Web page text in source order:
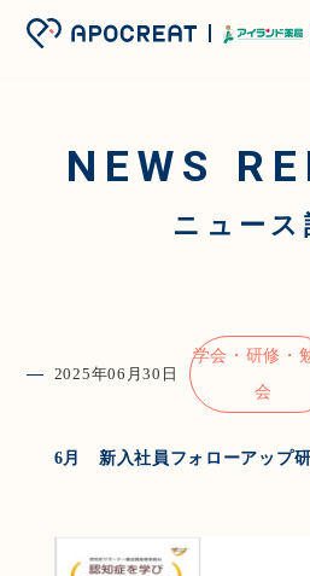
NEWS
ニュース
2025年06月30日
学会・研修・
会
6月 新入社員フォローアップ